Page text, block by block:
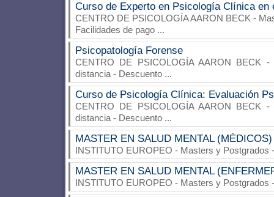
Curso de Experto en Psicología Clínica en
CENTRO DE PSICOLOGÍA AARON BECK -
Facilidades de pago ...
Psicopatología Forense
CENTRO DE PSICOLOGÍA AARON BECK -
distancia - Descuento ...
Curso de Psicología Clínica: Evaluación
CENTRO DE PSICOLOGÍA AARON BECK -
distancia - Descuento ...
MASTER EN SALUD MENTAL (MÉDICOS)
INSTITUTO EUROPEO - Masters y Postgrados
MASTER EN SALUD MENTAL
INSTITUTO EUROPEO - Masters y Postgrados